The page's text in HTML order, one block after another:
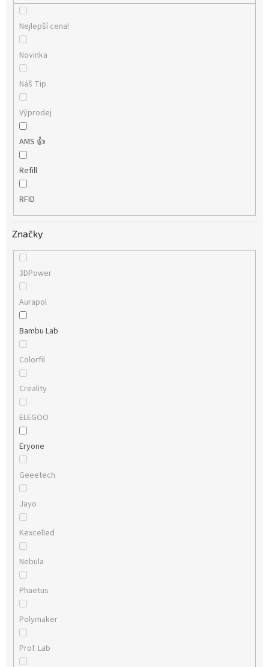
Nejlepší cena!
Novinka
Náš Tip
Výprodej
AMS 👍
Refill
RFID
Značky
3DPower
Aurapol
Bambu Lab
Colorfil
Creality
ELEGOO
Eryone
Geeetech
Jayo
Kexcelled
Nebula
Phaetus
Polymaker
Prof. Lab